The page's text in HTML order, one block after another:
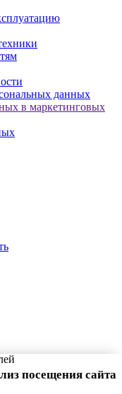
данных
в маркетинговых
посещения сайта